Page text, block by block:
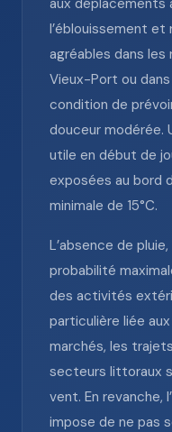
aux déplacements
l’éblouissement et
agréables dans
Vieux-Port ou
condition de
douceur modérée.
utile en début de
exposées au bord
minimale de 15°C.
L’absence de
probabilité
des activités
particulière liée
marchés, les
secteurs littoraux
vent. En revanche,
impose de ne pas